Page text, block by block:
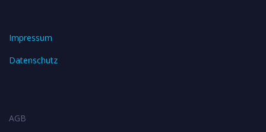
Impressum
Datenschutz
AGB